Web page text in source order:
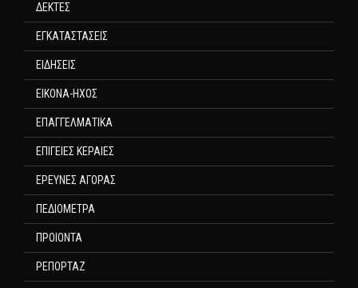
ΔΕΚΤΕΣ
ΕΓΚΑΤΑΣΤΑΣΕΙΣ
ΕΙΔΗΣΕΙΣ
ΕΙΚΟΝΑ-ΗΧΟΣ
ΕΠΑΓΓΕΛΜΑΤΙΚΑ
ΕΠΙΓΕΙΕΣ ΚΕΡΑΙΕΣ
ΕΡΕΥΝΕΣ ΑΓΟΡΑΣ
ΠΕΔΙΟΜΕΤΡΑ
ΠΡΟΙΟΝΤΑ
ΡΕΠΟΡΤΑΖ